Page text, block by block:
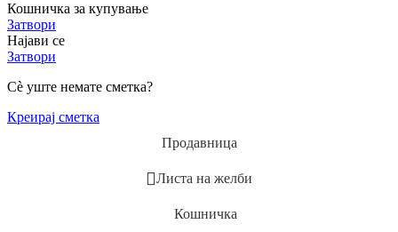
Кошничка за купување
Затвори
Најави се
Затвори
Сè уште немате сметка?
Креирај сметка
Продавница
Листа на желби
Кошничка